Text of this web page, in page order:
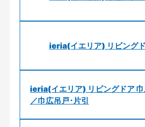
ieria(イエリア) リビング
ieria(イエリア) リビングドア 巾
／巾広吊戸･片引